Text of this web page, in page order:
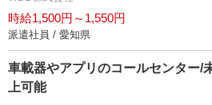
時給1,500円～1,550円
派遣社員 / 愛知県
車載器やアプリのコールセンター/
上可能